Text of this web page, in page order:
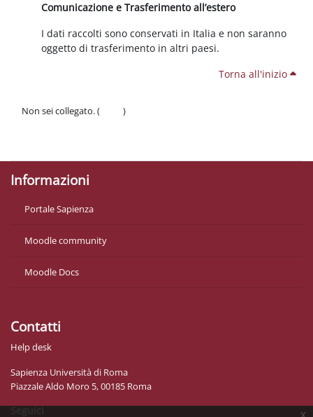
x
Comunicazione e Trasferimento all’estero
I dati raccolti sono conservati in Italia e non saranno
oggetto di trasferimento in altri paesi.
Torna all'inizio
Non sei collegato. (
)
Informazioni
Portale Sapienza
Moodle community
Moodle Docs
Contatti
Help desk
Sapienza Università di Roma
Piazzale Aldo Moro 5, 00185 Roma
Seguici